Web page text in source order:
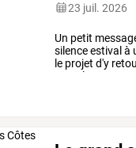
23 juil. 2026
Un petit
silenceestival à
le projet d'y
complexes